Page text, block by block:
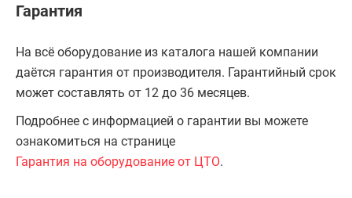
Гарантия
На всё оборудование из каталога нашей компании
даётся гарантия от производителя. Гарантийный срок
может составлять от 12 до 36 месяцев.
Подробнее с информацией о гарантии вы можете
ознакомиться на странице
Гарантия на оборудование от ЦТО.